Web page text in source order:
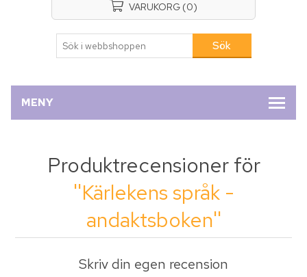
VARUKORG (0)
MENY
Produktrecensioner för
Kärlekens språk -
andaktsboken
Skriv din egen recension